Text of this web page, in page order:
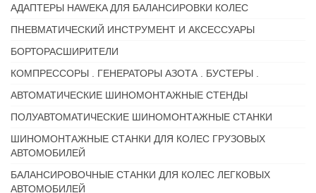
АДАПТЕРЫ HAWEKA ДЛЯ БАЛАНСИРОВКИ КОЛЕС
ПНЕВМАТИЧЕСКИЙ ИНСТРУМЕНТ И АКСЕССУАРЫ
БОРТОРАСШИРИТЕЛИ
КОМПРЕССОРЫ . ГЕНЕРАТОРЫ АЗОТА . БУСТЕРЫ .
АВТОМАТИЧЕСКИЕ ШИНОМОНТАЖНЫЕ СТЕНДЫ
ПОЛУАВТОМАТИЧЕСКИЕ ШИНОМОНТАЖНЫЕ СТАНКИ
ШИНОМОНТАЖНЫЕ СТАНКИ ДЛЯ КОЛЕС ГРУЗОВЫХ
АВТОМОБИЛЕЙ
БАЛАНСИРОВОЧНЫЕ СТАНКИ ДЛЯ КОЛЕС ЛЕГКОВЫХ
АВТОМОБИЛЕЙ